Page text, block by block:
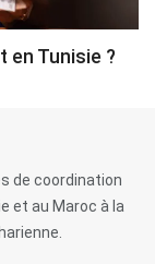
en Tunisie ?
de coordination
et au Maroc à la